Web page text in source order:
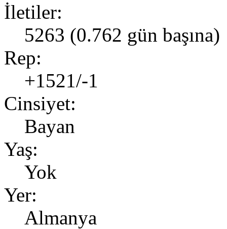
İletiler:
5263 (0.762 gün başına)
Rep:
+1521/-1
Cinsiyet:
Bayan
Yaş:
Yok
Yer:
Almanya